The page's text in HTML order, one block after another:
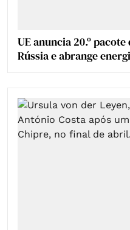
UE anuncia 20.º
Rússia e abrange